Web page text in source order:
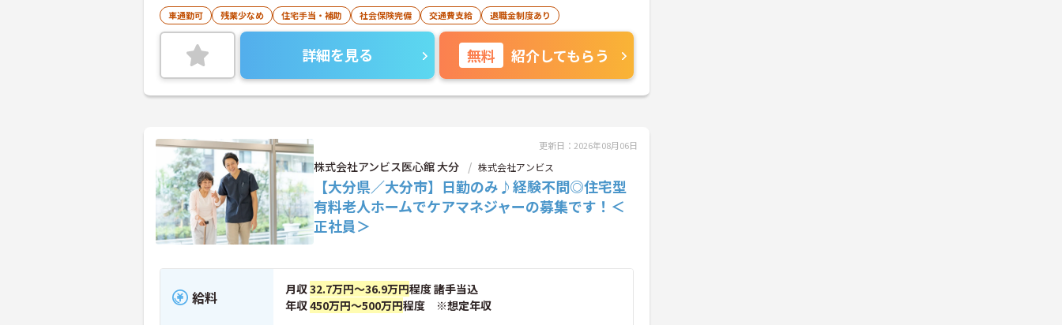
車通勤可 残業少なめ 住宅手当・補助 社会保険完備 交通費支給 退職金制度あり
詳細を見る 無料 紹介してもらう
更新日：2026年08月06日
株式会社アンビス医心館 大分 株式会社アンビス
【大分県／大分市】日勤のみ♪経験不問◎住宅型
有料老人ホームでケアマネジャーの募集です！＜
正社員＞
給料 月収32.7万円～36.9万円程度 諸手当込
年収450万円～500万円程度 ※想定年収